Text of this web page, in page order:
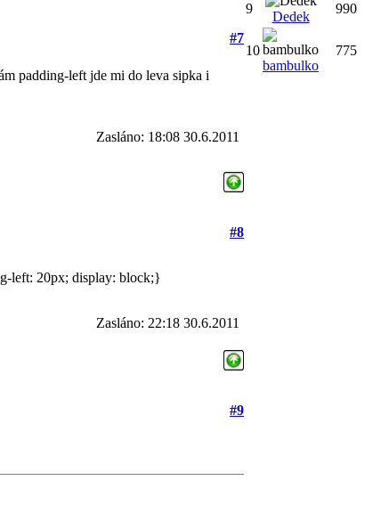
#7
padding-left jde mi do leva sipka i
Zasláno: 18:08 30.6.2011
#8
left: 20px; display: block;}
Zasláno: 22:18 30.6.2011
#9
9
Dedek
990
10
bambulko
775